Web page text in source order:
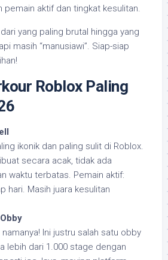
pemain aktif dan tingkat kesulitan.
yang paling brutal hingga yang
masih “manusiawi”. Siap-siap
Roblox Paling
ikonik dan paling sulit di Roblox.
secara acak, tidak ada
waktu terbatas. Pemain aktif:
hari. Masih juara kesulitan
Ini justru salah satu obby
lebih dari 1.000 stage dengan